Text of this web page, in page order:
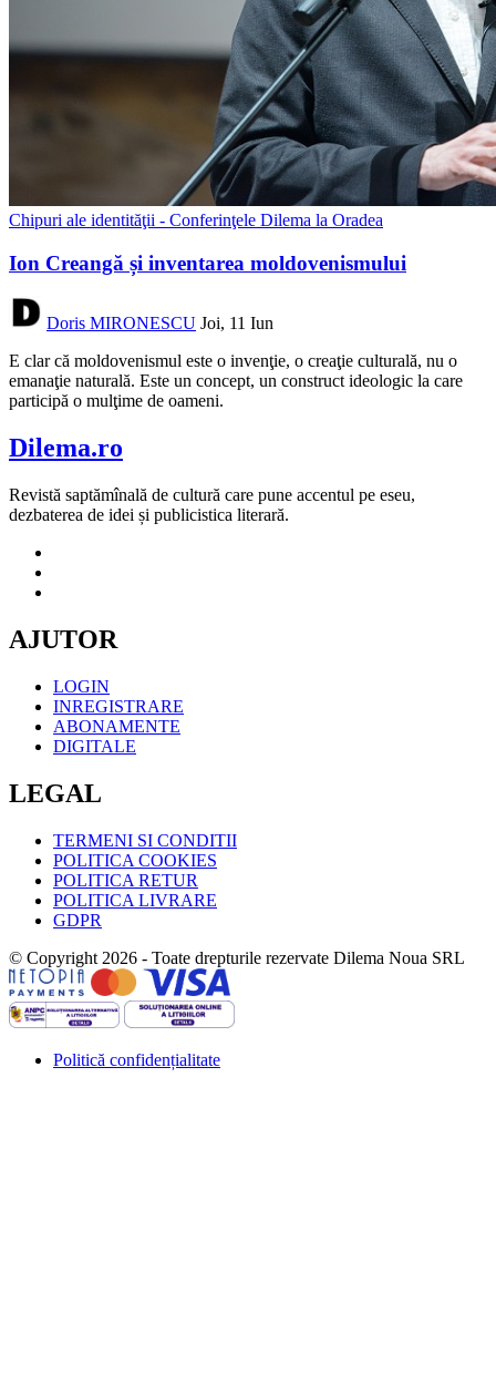
Chipuri ale identităţii - Conferinţele Dilema la Oradea
Ion Creangă și inventarea moldovenismului
Doris MIRONESCU Joi, 11 Iun
E clar că moldovenismul este o invenţie, o creaţie culturală, nu o
emanaţie naturală. Este un concept, un construct ideologic la care
participă o mulţime de oameni.
Dilema.ro
Revistă saptămînală de cultură care pune accentul pe eseu,
dezbaterea de idei și publicistica literară.
AJUTOR
LOGIN
INREGISTRARE
ABONAMENTE
DIGITALE
LEGAL
TERMENI SI CONDITII
POLITICA COOKIES
POLITICA RETUR
POLITICA LIVRARE
GDPR
© Copyright 2026 - Toate drepturile rezervate Dilema Noua SRL
Politică confidențialitate